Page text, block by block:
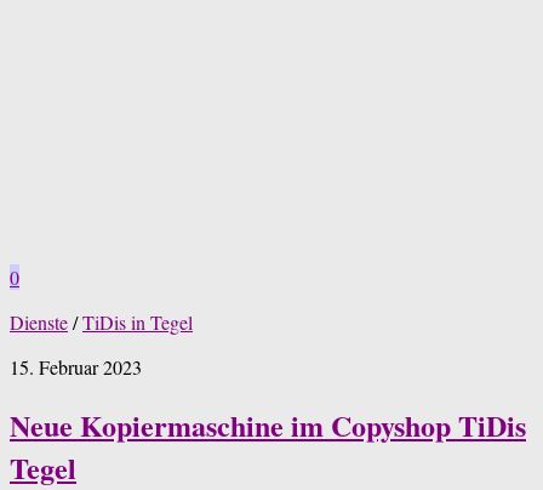
0
Dienste/TiDis in Tegel
15. Februar 2023
Neue Kopiermaschine im Copyshop TiDis
Tegel